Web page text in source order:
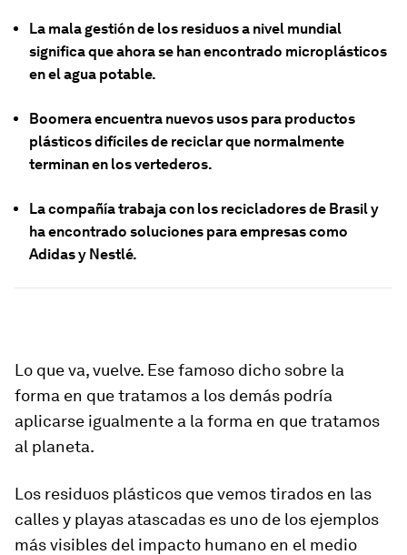
La mala gestión de los residuos a nivel mundial
significa que ahora se han encontrado microplásticos
en el agua potable.
Boomera encuentra nuevos usos para productos
plásticos difíciles de reciclar que normalmente
terminan en los vertederos.
La compañía trabaja con los recicladores de Brasil y
ha encontrado soluciones para empresas como
Adidas y Nestlé.
Lo que va, vuelve. Ese famoso dicho sobre la
forma en que tratamos a los demás podría
aplicarse igualmente a la forma en que tratamos
al planeta.
Los residuos plásticos que vemos tirados en las
calles y playas atascadas es uno de los ejemplos
más visibles del impacto humano en el medio